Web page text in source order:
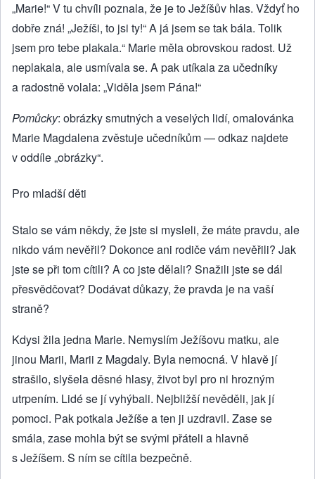
„Marie!“ V tu chvíli poznala, že je to Ježíšův hlas. Vždyť ho
dobře zná! „Ježíši, to jsi ty!“ A já jsem se tak bála. Tolik
jsem pro tebe plakala.“ Marie měla obrovskou radost. Už
neplakala, ale usmívala se. A pak utíkala za učedníky
a radostně volala: „Viděla jsem Pána!“
Pomůcky: obrázky smutných a veselých lidí, omalovánka
Marie Magdalena zvěstuje učedníkům — odkaz najdete
v oddíle „obrázky“.
Pro mladší děti
Stalo se vám někdy, že jste si mysleli, že máte pravdu, ale
nikdo vám nevěřil? Dokonce ani rodiče vám nevěřili? Jak
jste se při tom cítili? A co jste dělali? Snažili jste se dál
přesvědčovat? Dodávat důkazy, že pravda je na vaší
straně?
Kdysi žila jedna Marie. Nemyslím Ježíšovu matku, ale
jinou Marii, Marii z Magdaly. Byla nemocná. V hlavě jí
strašilo, slyšela děsné hlasy, život byl pro ni hrozným
utrpením. Lidé se jí vyhýbali. Nejbližší nevěděli, jak jí
pomoci. Pak potkala Ježíše a ten ji uzdravil. Zase se
smála, zase mohla být se svými přáteli a hlavně
s Ježíšem. S ním se cítila bezpečně.